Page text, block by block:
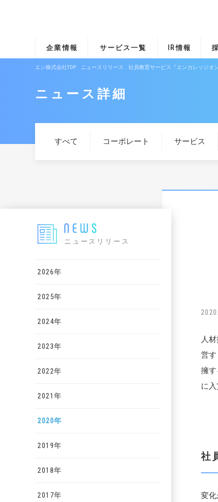
企業情報 サービス一覧 IR情報
エン株式会社TOP ニュースリリース 社員教育サービス『エンカレッジオ
ニュース詳細
すべて コーポレート サービス
ニュースリリース
2026年
2025年
2024年
2023年
2022年
2021年
2020年
2019年
2018年
2017年
人
営
擁
に
社
変